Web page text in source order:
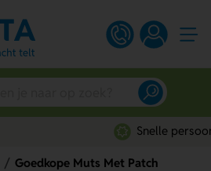
persoonlijke service
Goedkope Muts Met Patch